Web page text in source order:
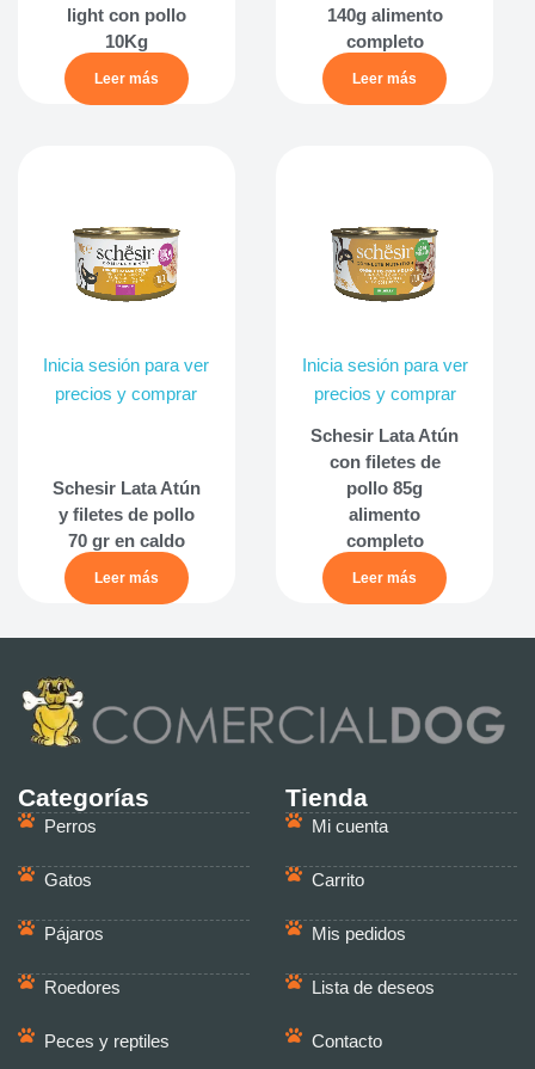
light con pollo
10Kg
Leer más
140g alimento
completo
Leer más
Inicia sesión para ver
precios y comprar
Schesir Lata Atún
y filetes de pollo
70 gr en caldo
Leer más
Inicia sesión para ver
precios y comprar
Schesir Lata Atún
con filetes de
pollo 85g
alimento
completo
Leer más
Categorías
Perros
Gatos
Pájaros
Roedores
Peces y reptiles
Tienda
Mi cuenta
Carrito
Mis pedidos
Lista de deseos
Contacto